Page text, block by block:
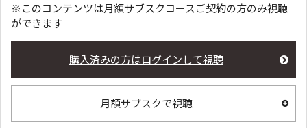
※このコンテンツは月額サブスクコースご契約の方のみ視聴
ができます
購入済みの方はログインして視聴
月額サブスクで視聴